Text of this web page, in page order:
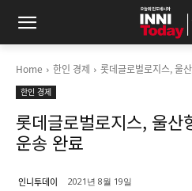
Home 한인 경제 롯데글로벌로지스, 울
한인 경제
롯데글로벌로지스, 울산
운송 완료
인니투데이 2021년 8월 19일